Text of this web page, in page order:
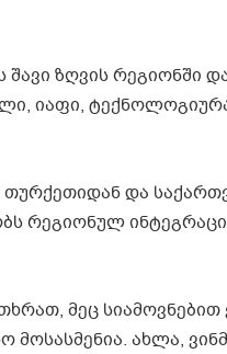
შავი ზღვის რეგიონში
იაფი,
თურქეთიდან და
რეგიონულ
მეც სიამოვნებით
ახლა,